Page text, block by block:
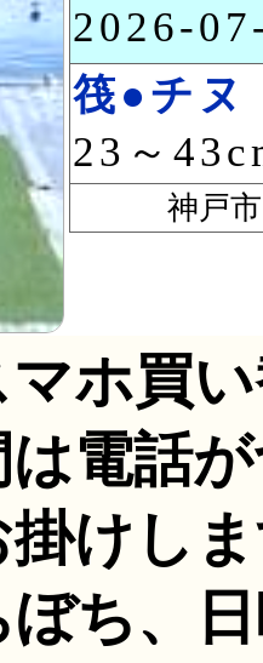
2026-
筏●チヌ
23～
神戸市
ホ買
は電話
けし
ぼち、